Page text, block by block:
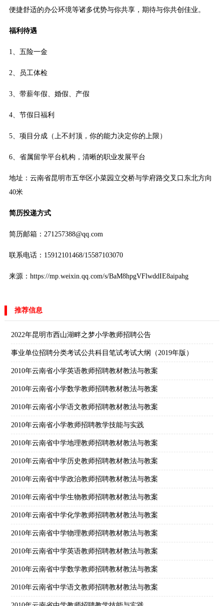
便捷舒适的办公环境等诸多优势与你共享，期待与你共创佳业。
福利待遇
1、五险一金
2、员工体检
3、带薪年假、婚假、产假
4、节假日福利
5、项目分成（上不封顶，你的能力决定你的上限）
6、省属留学平台机构，清晰的职业发展平台
地址：云南省昆明市五华区小菜园立交桥与学府路交叉口东北方向
40米
简历投递方式
简历邮箱：271257388@qq.com
联系电话：15912101468/15587103070
来源：https://mp.weixin.qq.com/s/BaM8hpgVFlwddIE8aipahg
推荐信息
2022年昆明市西山湖畔之梦小学教师招聘公告
事业单位招聘分类考试公共科目笔试考试大纲（2019年版）
2010年云南省小学英语教师招聘教材教法与教案
2010年云南省小学数学教师招聘教材教法与教案
2010年云南省小学语文教师招聘教材教法与教案
2010年云南省小学教师招聘教学技能与实践
2010年云南省中学地理教师招聘教材教法与教案
2010年云南省中学历史教师招聘教材教法与教案
2010年云南省中学政治教师招聘教材教法与教案
2010年云南省中学生物教师招聘教材教法与教案
2010年云南省中学化学教师招聘教材教法与教案
2010年云南省中学物理教师招聘教材教法与教案
2010年云南省中学英语教师招聘教材教法与教案
2010年云南省中学数学教师招聘教材教法与教案
2010年云南省中学语文教师招聘教材教法与教案